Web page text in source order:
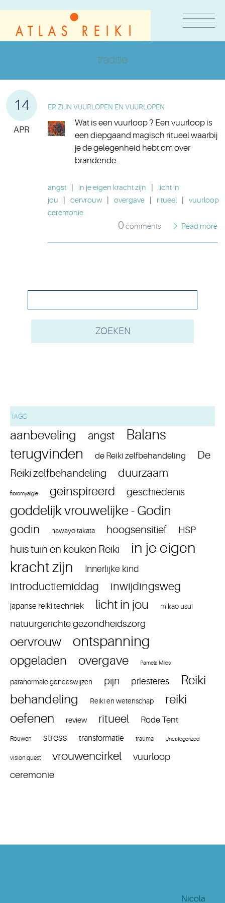
traditie
14
APR
ER ZIJN VUURLOPEN EN VUURLOPEN
Wat is een vuurloop ? Een vuurloop is
een diepgaand magisch ritueel waarbij
je de gelegenheid hebt om over
brandende…
angst in je eigen kracht zijn
licht in
jou
oervrouw overgave ritueel
vuurloop
ceremonie
0 comments Read more
TAGS
aanbeveling angst
Balans
terugvinden
de Reiki zelfbehandeling
De
Reiki zelfbehandeling
duurzaam
fibromyalgie geinspireerd geschiedenis
goddelijk vrouwelijke - Godin
godin hawayo takata hoogsensitief HSP
huis tuin en keuken Reiki
in je eigen
kracht zijn
Innerlijke kind
introductiemiddag inwijdingsweg
japanse reiki techniek licht in jou mikao usui
natuurgerichte gezondheidszorg
oervrouw ontspanning
opgeladen overgave Pamela Miles
paranormale geneeswijzen pijn priesteres
Reiki
behandeling
Reiki en wetenschap
reiki
oefenen
review ritueel Rode Tent
Rouwen stress transformatie trauma Uncategorized
vision quest vrouwencirkel
vuurloop
ceremonie
Nicola